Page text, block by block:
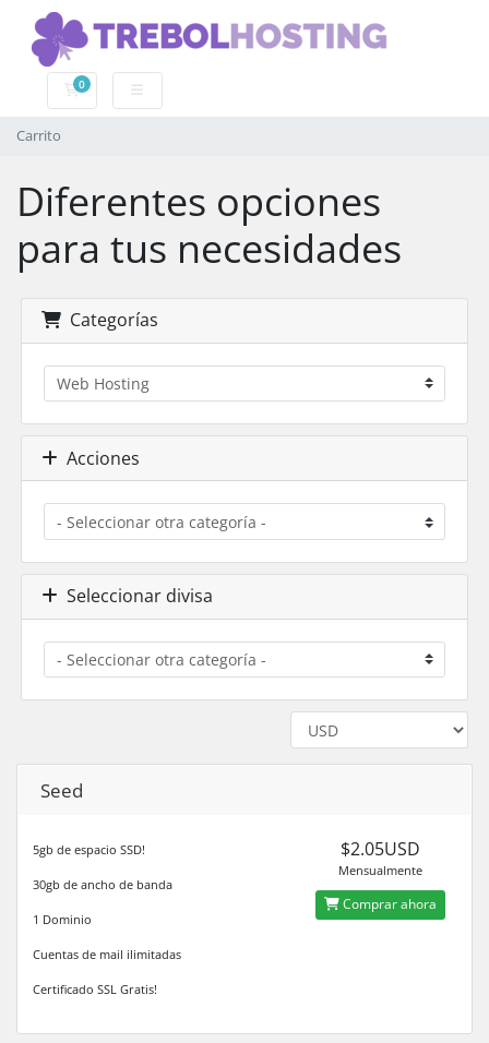
0
Carrito
Carrito
Diferentes opciones
para tus necesidades
Categorías
Acciones
Seleccionar divisa
Seed
5gb de espacio SSD!
30gb de ancho de banda
1 Dominio
Cuentas de mail ilimitadas
Certificado SSL Gratis!
$2.05USD
Mensualmente
Comprar ahora